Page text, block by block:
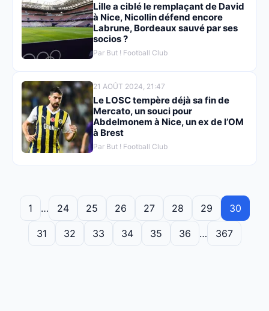
Lille a ciblé le remplaçant de David
à Nice, Nicollin défend encore
Labrune, Bordeaux sauvé par ses
socios ?
Par But ! Football Club
21 AOÛT 2024, 21:47
Le LOSC tempère déjà sa fin de
Mercato, un souci pour
Abdelmonem à Nice, un ex de l’OM
à Brest
Par But ! Football Club
1 … 24 25 26 27 28 29 30
31 32 33 34 35 36 … 367